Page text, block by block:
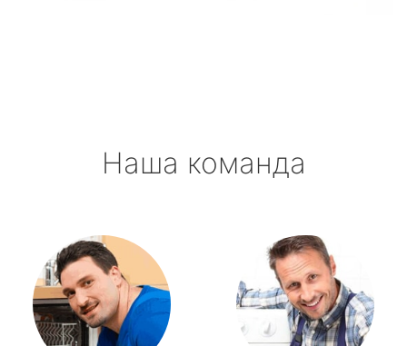
Наша команда